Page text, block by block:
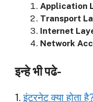
Application
Transport
Internet
Network
इन्हे भी पढे-
1.इंटरनेट क्या होता